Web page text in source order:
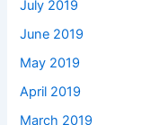
July 2019
June 2019
May 2019
April 2019
March 2019